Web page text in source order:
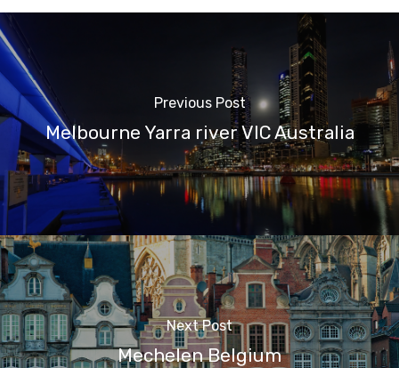
Previous Post
Melbourne Yarra river VIC Australia
Next Post
Mechelen Belgium